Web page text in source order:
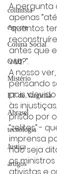
colunista
esporte
Coluna Social
OAB
Mistério
ET de Varginha
Abrasel
tecnologia
Justiça
artigos
A pergunta
apenas
“quantos
antes que
vez?”.
A nosso
pensando
pois,
às
prisão por
“zelites” -
imprensa
não seja
os ministros